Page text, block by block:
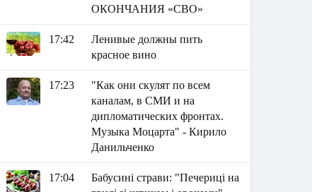
ОКОНЧАНИЯ «СВО»
17:42
Ленивые должны пить
красное вино
17:23
"Как они скулят по всем
каналам, в СМИ и на
дипломатических фронтах.
Музыка Моцарта" - Кирило
Данильченко
17:04
Бабусині страви: "Печериці на